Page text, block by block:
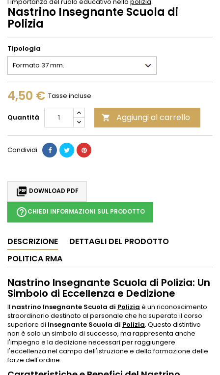
Nastrino Insegnante Scuola di
Polizia
Tipologia
4,50 € Tasse incluse
Quantità  Aggiungi al carrello
Condividi
 DOWNLOAD PDF
help_outlineCHIEDI INFORMAZIONI SUL PRODOTTO
DESCRIZIONE
DETTAGLI DEL PRODOTTO
POLITICA RMA
Nastrino Insegnante Scuola di Polizia: Un
Simbolo di Eccellenza e Dedizione
Il nastrino Insegnante Scuola di Polizia è un riconoscimento
straordinario destinato al personale che ha superato il corso
superiore di Insegnante Scuola di Polizia. Questo distintivo
non è solo un simbolo di successo, ma rappresenta anche
l'impegno e la dedizione necessari per raggiungere
l'eccellenza nel campo dell'istruzione e della formazione delle
forze dell'ordine.